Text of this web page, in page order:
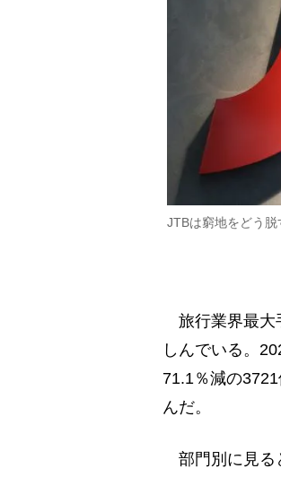
JTBは窮地をどう脱
旅行業界最大
しんでいる。
71.1％減の
んだ。
部門別に見る